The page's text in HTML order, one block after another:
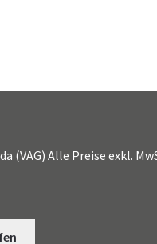
(VAG) Alle Preise exkl.